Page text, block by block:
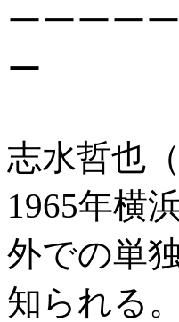
ーーーー
ー
志水哲也
1965年横
外での単
知られる